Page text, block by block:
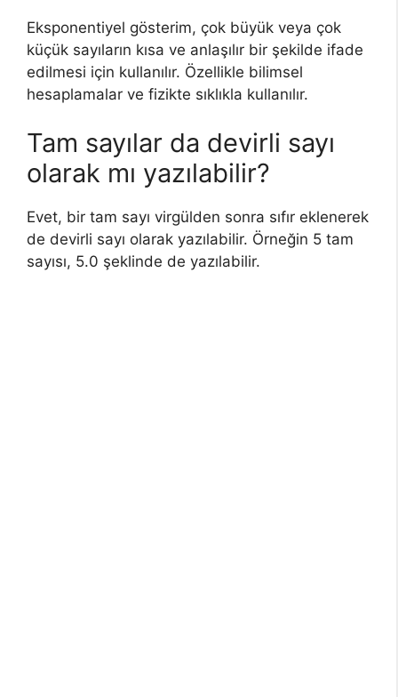
Eksponentiyel gösterim, çok büyük veya çok
küçük sayıların kısa ve anlaşılır bir şekilde ifade
edilmesi için kullanılır. Özellikle bilimsel
hesaplamalar ve fizikte sıklıkla kullanılır.
Tam sayılar da devirli sayı
olarak mı yazılabilir?
Evet, bir tam sayı virgülden sonra sıfır eklenerek
de devirli sayı olarak yazılabilir. Örneğin 5 tam
sayısı, 5.0 şeklinde de yazılabilir.